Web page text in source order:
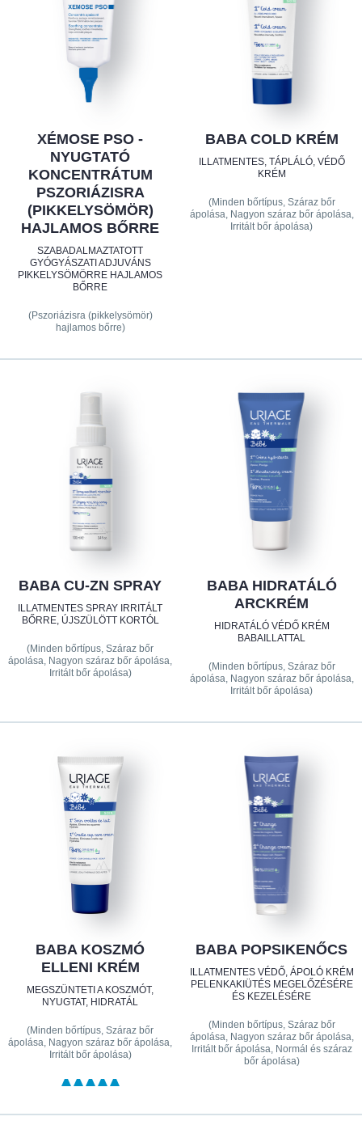
XÉMOSE PSO -
NYUGTATÓ
KONCENTRÁTUM
PSZORIÁZISRA
(PIKKELYSÖMÖR)
HAJLAMOS BŐRRE
SZABADALMAZTATOTT
GYÓGYÁSZATI ​​ADJUVÁNS
PIKKELYSÖMÖRRE HAJLAMOS
BŐRRE
(Pszoriázisra (pikkelysömör)
hajlamos bőrre)
BABA COLD KRÉM
ILLATMENTES, TÁPLÁLÓ, VÉDŐ
KRÉM
(Minden bőrtípus, Száraz bőr
ápolása, Nagyon száraz bőr ápolása,
Irritált bőr ápolása)
BABA CU-ZN SPRAY
ILLATMENTES SPRAY IRRITÁLT
BŐRRE, ÚJSZÜLÖTT KORTÓL
(Minden bőrtípus, Száraz bőr
ápolása, Nagyon száraz bőr ápolása,
Irritált bőr ápolása)
BABA HIDRATÁLÓ
ARCKRÉM
HIDRATÁLÓ VÉDŐ KRÉM
BABAILLATTAL
(Minden bőrtípus, Száraz bőr
ápolása, Nagyon száraz bőr ápolása,
Irritált bőr ápolása)
BABA KOSZMÓ
ELLENI KRÉM
MEGSZÜNTETI A KOSZMÓT,
NYUGTAT, HIDRATÁL
(Minden bőrtípus, Száraz bőr
ápolása, Nagyon száraz bőr ápolása,
Irritált bőr ápolása)
BABA POPSIKENŐCS
ILLATMENTES VÉDŐ, ÁPOLÓ KRÉM
PELENKAKIÜTÉS MEGELŐZÉSÉRE
ÉS KEZELÉSÉRE
(Minden bőrtípus, Száraz bőr
ápolása, Nagyon száraz bőr ápolása,
Irritált bőr ápolása, Normál és száraz
bőr ápolása)